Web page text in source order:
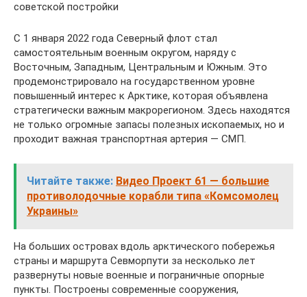
советской постройки
С 1 января 2022 года Северный флот стал
самостоятельным военным округом, наряду с
Восточным, Западным, Центральным и Южным. Это
продемонстрировало на государственном уровне
повышенный интерес к Арктике, которая объявлена
стратегически важным макрорегионом. Здесь находятся
не только огромные запасы полезных ископаемых, но и
проходит важная транспортная артерия — СМП.
Читайте также: Видео Проект 61 — большие
противолодочные корабли типа «Комсомолец
Украины»
На больших островах вдоль арктического побережья
страны и маршрута Севморпути за несколько лет
развернуты новые военные и пограничные опорные
пункты. Построены современные сооружения,